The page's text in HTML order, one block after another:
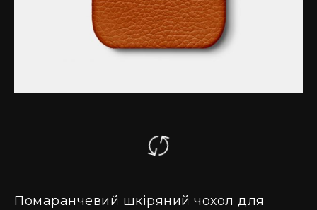
Помаранчевий шкіряний чохол для